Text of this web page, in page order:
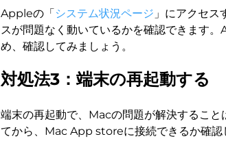
Appleの「 システム状況ページ 」にアクセ
スが問題なく動いているかを確認できます
め、確認してみましょう。
対処法3：端末の再起動する
端末の再起動で、Macの問題が解決するこ
てから、Mac App storeに接続できるか確認